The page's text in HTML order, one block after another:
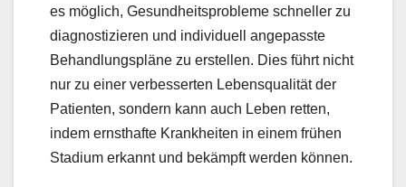
es möglich, Gesundheitsprobleme schneller zu
diagnostizieren und individuell angepasste
Behandlungspläne zu erstellen. Dies führt nicht
nur zu einer verbesserten Lebensqualität der
Patienten, sondern kann auch Leben retten,
indem ernsthafte Krankheiten in einem frühen
Stadium erkannt und bekämpft werden können.